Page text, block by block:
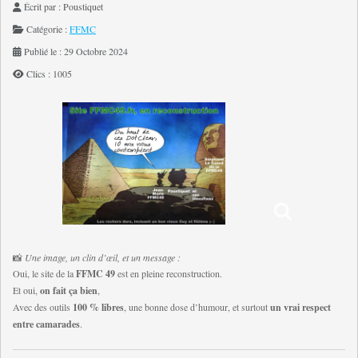
Écrit par :Poustiquet
Catégorie :FFMC
Publié le : 29 Octobre 2024
Clics : 1005
📸 Une image, un clin d’œil, et un message :
Oui, le site de laFFMC 49est en pleine reconstruction.
Et oui, on fait ça bien
Avec des outils 100 % libres , une bonne dose d’humour, et surtoutun vrai respect
entre camarades.